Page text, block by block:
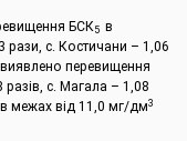
БСК5 в
рази, с. Костичани – 1,06
перевищення
с. Магала – 1,08
в межах від 11,0 мг/дм3